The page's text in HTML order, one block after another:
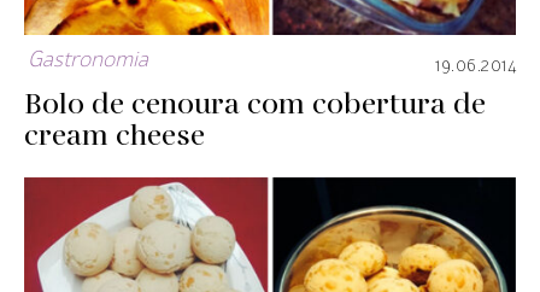
Gastronomia 19.06.2014
Bolo de cenoura com cobertura de
cream cheese